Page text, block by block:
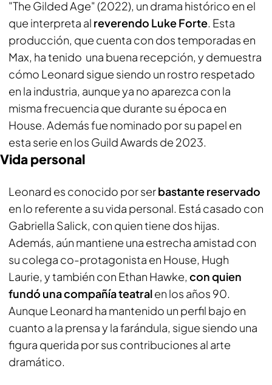
"The Gilded Age" (2022), un drama histórico en el
que interpreta al reverendo Luke Forte. Esta
producción, que cuenta con dos temporadas en
Max, ha tenido una buena recepción, y demuestra
cómo Leonard sigue siendo un rostro respetado
en la industria, aunque ya no aparezca con la
misma frecuencia que durante su época en
House. Además fue nominado por su papel en
esta serie en los Guild Awards de 2023.
Vida personal
Leonard es conocido por serbastante reservado
en lo referente a su vida personal. Está casado con
Gabriella Salick, con quien tiene dos hijas.
Además, aún mantiene una estrecha amistad con
su colega co-protagonista en House, Hugh
Laurie, y también con Ethan Hawke, con quien
fundó una compañía teatralen los años 90.
Aunque Leonard ha mantenido un perfil bajo en
cuanto a la prensa y la farándula, sigue siendo una
figura querida por sus contribuciones al arte
dramático.